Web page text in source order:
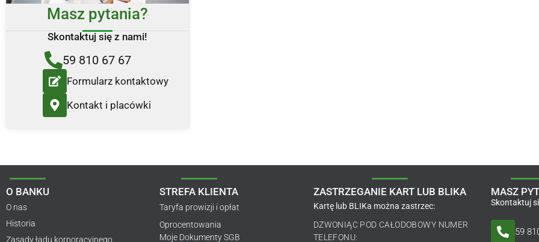
Masz pytania?
Skontaktuj się z nami!
59 810 67 67
Formularz kontaktowy
Kontakt i placówki
O BANKU
O nas
Historia
Zasady ładu korporacyjnego
STREFA KLIENTA
Taryfa prowizji i opłat
Oprocentowania
Moje Dokumenty SGB
ZASTRZEGANIE KART LUB BLIKA
Kartę lub BLIKa można zastrzec:
DZWONIĄC POD CAŁODOBOWY NUMER
TELEFONU:
MASZ
Skontaktuj
59